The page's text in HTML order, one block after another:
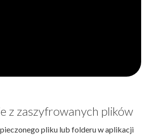
z zaszyfrowanych plików
pliku lub folderu w aplikacji